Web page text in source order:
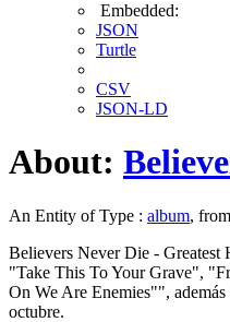
Embedded:
JSON
Turtle
CSV
JSON-LD
About:
An Entity of Type : album,
Believers Never Die - Greatest
"Take This To Your Grave",
On We Are Enemies"",
octubre.